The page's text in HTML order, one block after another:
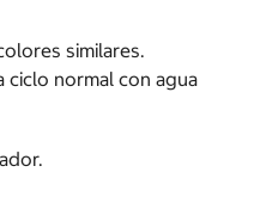
similares.
ciclo normal con agua